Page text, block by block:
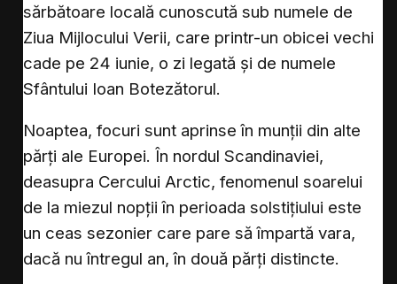
sărbătoare locală cunoscută sub numele de
Ziua Mijlocului Verii, care printr-un obicei vechi
cade pe 24 iunie, o zi legată și de numele
Sfântului Ioan Botezătorul.
Noaptea, focuri sunt aprinse în munții din alte
părți ale Europei. În nordul Scandinaviei,
deasupra Cercului Arctic, fenomenul soarelui
de la miezul nopții în perioada solstițiului este
un ceas sezonier care pare să împartă vara,
dacă nu întregul an, în două părți distincte.